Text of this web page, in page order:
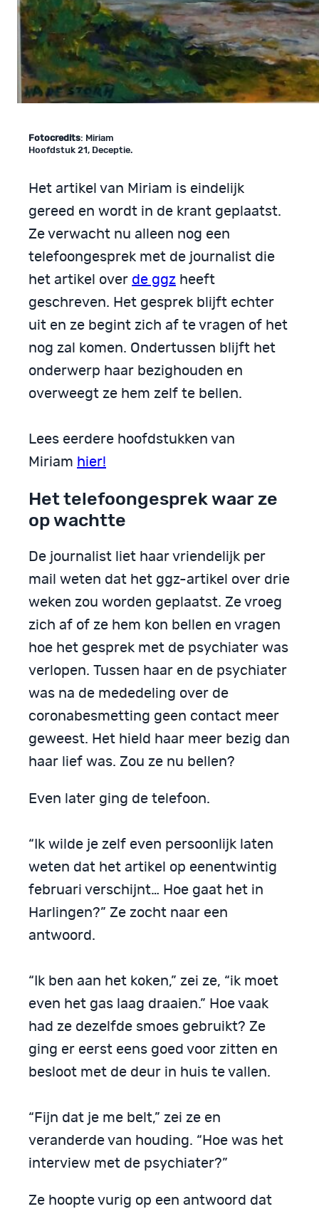
Fotocredits: Miriam
Hoofdstuk 21, Deceptie.
Het artikel van Miriam is eindelijk
gereed en wordt in de krant geplaatst.
Ze verwacht nu alleen nog een
telefoongesprek met de journalist die
het artikel over de ggz heeft
geschreven. Het gesprek blijft echter
uit en ze begint zich af te vragen of het
nog zal komen. Ondertussen blijft het
onderwerp haar bezighouden en
overweegt ze hem zelf te bellen.
Lees eerdere hoofdstukken van
Miriam hier!
Het telefoongesprek waar ze
op wachtte
De journalist liet haar vriendelijk per
mail weten dat het ggz-artikel over drie
weken zou worden geplaatst. Ze vroeg
zich af of ze hem kon bellen en vragen
hoe het gesprek met de psychiater was
verlopen. Tussen haar en de psychiater
was na de mededeling over de
coronabesmetting geen contact meer
geweest. Het hield haar meer bezig dan
haar lief was. Zou ze nu bellen?
Even later ging de telefoon.
“Ik wilde je zelf even persoonlijk laten
weten dat het artikel op eenentwintig
februari verschijnt… Hoe gaat het in
Harlingen?” Ze zocht naar een
antwoord.
“Ik ben aan het koken,” zei ze, “ik moet
even het gas laag draaien.” Hoe vaak
had ze dezelfde smoes gebruikt? Ze
ging er eerst eens goed voor zitten en
besloot met de deur in huis te vallen.
“Fijn dat je me belt,” zei ze en
veranderde van houding. “Hoe was het
interview met de psychiater?”
Ze hoopte vurig op een antwoord dat